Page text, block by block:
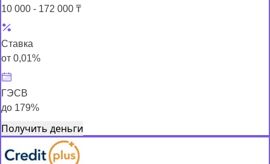
10 000 - 172 000 ₸
Ставка
от 0,01%
ГЭСВ
до 179%
Получить деньги